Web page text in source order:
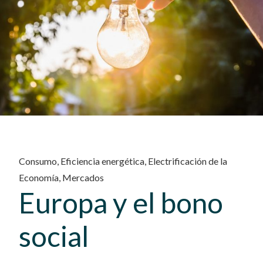
Consumo, Eficiencia energética, Electrificación de la
Economía, Mercados
Europa y el bono
social